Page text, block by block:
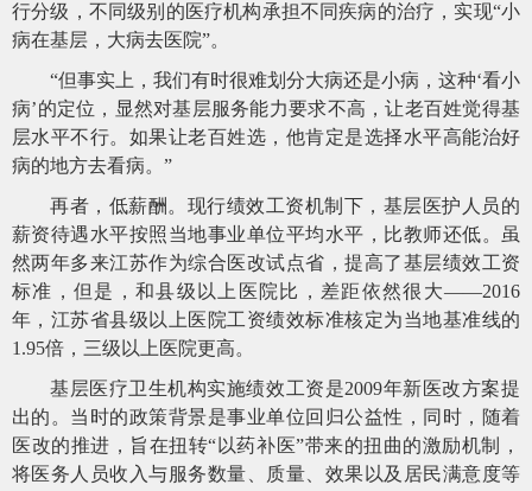
行分级，不同级别的医疗机构承担不同疾病的治疗，实现“小
病在基层，大病去医院”。
“但事实上，我们有时很难划分大病还是小病，这种‘看小
病’的定位，显然对基层服务能力要求不高，让老百姓觉得基
层水平不行。如果让老百姓选，他肯定是选择水平高能治好
病的地方去看病。”
再者，低薪酬。现行绩效工资机制下，基层医护人员的
薪资待遇水平按照当地事业单位平均水平，比教师还低。虽
然两年多来江苏作为综合医改试点省，提高了基层绩效工资
标准，但是，和县级以上医院比，差距依然很大——2016
年，江苏省县级以上医院工资绩效标准核定为当地基准线的
1.95倍，三级以上医院更高。
基层医疗卫生机构实施绩效工资是2009年新医改方案提
出的。当时的政策背景是事业单位回归公益性，同时，随着
医改的推进，旨在扭转“以药补医”带来的扭曲的激励机制，
将医务人员收入与服务数量、质量、效果以及居民满意度等